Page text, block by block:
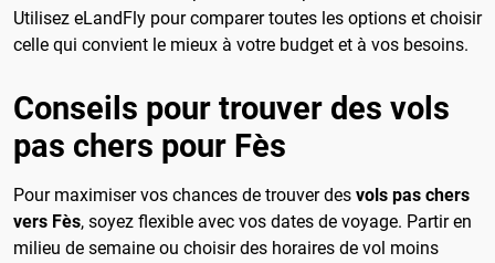
Utilisez eLandFly pour comparer toutes les options et choisir
celle qui convient le mieux à votre budget et à vos besoins.
Conseils pour trouver des vols
pas chers pour Fès
Pour maximiser vos chances de trouver des vols pas chers
vers Fès, soyez flexible avec vos dates de voyage. Partir en
milieu de semaine ou choisir des horaires de vol moins